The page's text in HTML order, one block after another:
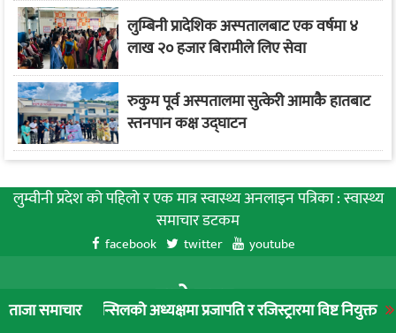
ताजा समाचारअध्यक्षमा प्रजापति र रजिस्ट्रारमा विष्ट नियुक्त लुम्बिनी
लुम्बिनी प्रादेशिक अस्पतालबाट एक वर्षमा ४
लाख २० हजार बिरामीले लिए सेवा
रुकुम पूर्व अस्पतालमा सुत्केरी आमाकै हातबाट
स्तनपान कक्ष उद्घाटन
लुम्वीनी प्रदेश को पहिलाे र एक मात्र स्वास्थ्य अनलाइन पत्रिका : स्वास्थ्य
समाचार डटकम
facebook twitter youtube
हाम्रो समूह